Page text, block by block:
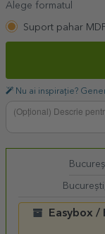
Alege formatul
Suport pahar
Nu ai inspirație?
Easybox /